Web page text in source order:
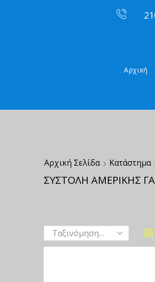
Αρχική
Αρχική Σελίδα Κατάστημα
ΣΥΣΤΟΛΗ ΑΜΕΡΙΚΗΣ